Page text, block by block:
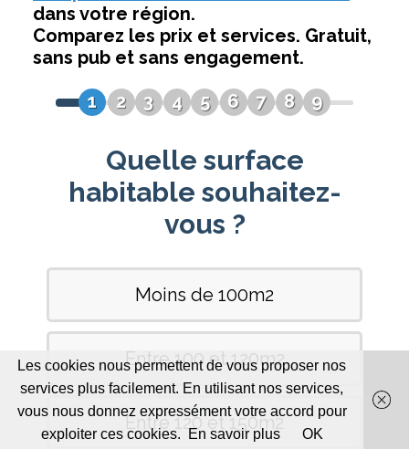
Les cookies nous permettent de vous proposer nos
services plus facilement. En utilisant nos services,
vous nous donnez expressément votre accord pour
exploiter ces cookies. En savoir plus OK